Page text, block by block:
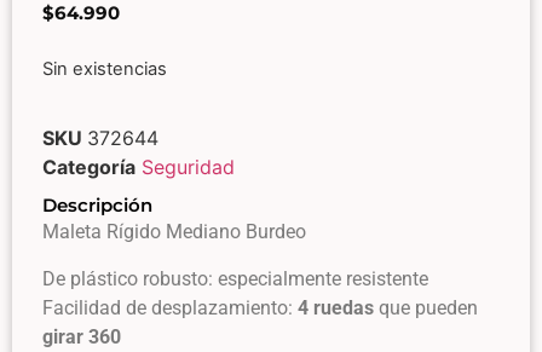
$64.990
Sin existencias
SKU 372644
Categoría Seguridad
Descripción
Maleta Rígido Mediano Burdeo
De plástico robusto: especialmente resistente
Facilidad de desplazamiento: 4 ruedas que pueden
girar 360